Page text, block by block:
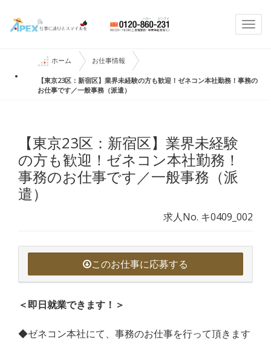
ホーム お仕事情報
【東京23区：新宿区】業界未経験の方も歓迎！ゼネコン本社勤務！事務の
お仕事です／一般事務（派遣）
【東京23区：新宿区】業界未経験
の方も歓迎！ゼネコン本社勤務！
事務のお仕事です／一般事務（派
遣）
求人No. キ0409_002
このお仕事に応募する
＜即日就業できます！＞
◆ゼネコン本社にて、事務のお仕事を行って頂きます